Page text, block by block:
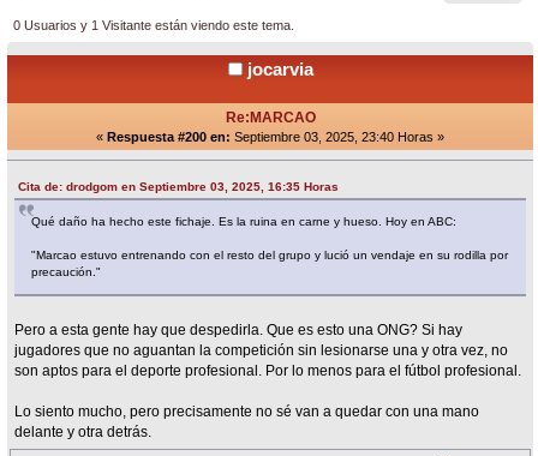
0 Usuarios y 1 Visitante están viendo este tema.
jocarvia
Re:MARCAO
« Respuesta #200 en: Septiembre 03, 2025, 23:40 Horas »
Cita de: drodgom en Septiembre 03, 2025, 16:35 Horas
Qué daño ha hecho este fichaje. Es la ruina en carne y hueso. Hoy en ABC:
"Marcao estuvo entrenando con el resto del grupo y lució un vendaje en su rodilla por
precaución."
Pero a esta gente hay que despedirla. Que es esto una ONG? Si hay
jugadores que no aguantan la competición sin lesionarse una y otra vez, no
son aptos para el deporte profesional. Por lo menos para el fútbol profesional.
Lo siento mucho, pero precisamente no sé van a quedar con una mano
delante y otra detrás.